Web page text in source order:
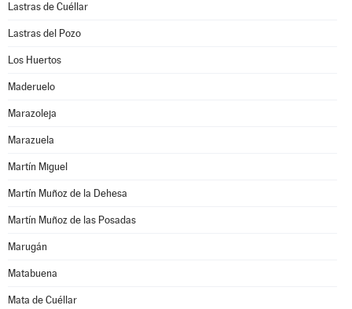
Lastras de Cuéllar
Lastras del Pozo
Los Huertos
Maderuelo
Marazoleja
Marazuela
Martín Miguel
Martín Muñoz de la Dehesa
Martín Muñoz de las Posadas
Marugán
Matabuena
Mata de Cuéllar